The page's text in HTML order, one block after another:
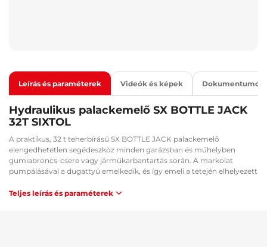
Leírás és paraméterek Videók és képek Dokumentumok
Hydraulikus palackemelő SX BOTTLE JACK
32T SIXTOL
A praktikus, 32 t teherbírású SX BOTTLE JACK palackemelő
elengedhetetlen segédeszköz minden garázsban és műhelyben
gumiabroncs-csere vagy járműkarbantartás során. A markolat
pumpálásával a dugattyú emelkedik, és így emeli a tetején elhelyezett
maximális teher, amelyet képes felemelni. Az emelőket autók,
Teljes leírás és paraméterek